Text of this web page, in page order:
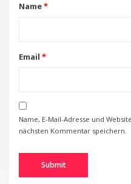
Name*
Email *
Name, E-Mail-Adresse und
nächsten Kommentar speichern.